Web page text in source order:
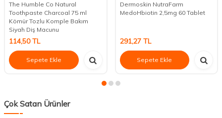
The Humble Co Natural
Toothpaste Charcoal 75 ml
Kömür Tozlu Komple Bakım
Siyah Diş Macunu
114,50TL
Sepete Ekle
Dermoskin NutraFarm
MedoHbiotin 2,5mg 60 Tablet
291,27TL
Sepete Ekle
Çok Satan Ürünler